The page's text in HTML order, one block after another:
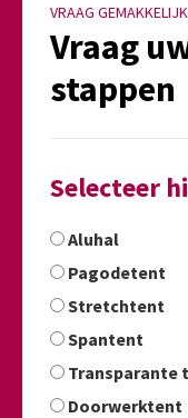
VRAAG
Vraag
stappen
Selecteer
Aluhal
Pagodetent
Stretchtent
Spantent
Transparante
Doorwerktent